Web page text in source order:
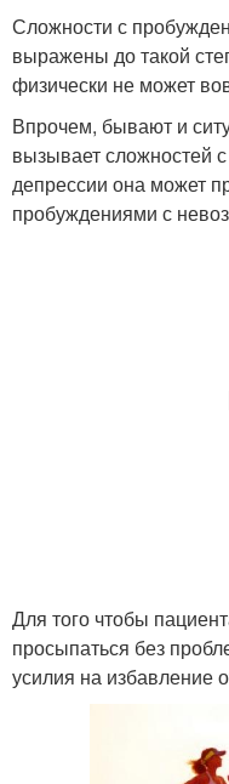
Сложности с
выражены до такой
физически не может
Впрочем, бывают и
вызывает сложностей
депрессии она может
пробуждениями с
Для того чтобы
просыпаться без
усилия на избавление